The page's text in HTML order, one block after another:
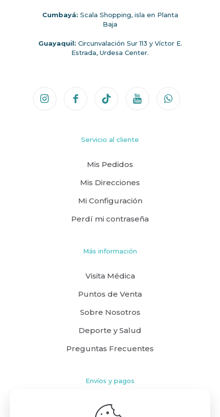
Cumbayá: Scala Shopping, isla en Planta
Baja
Guayaquil: Circunvalación Sur 113 y Víctor E.
Estrada, Urdesa Center.
Servicio al cliente
Mis Pedidos
Mis Direcciones
Mi Configuración
Perdí mi contraseña
Más información
Visita Médica
Puntos de Venta
Sobre Nosotros
Deporte y Salud
Preguntas Frecuentes
Envíos y pagos
Cómo comprar